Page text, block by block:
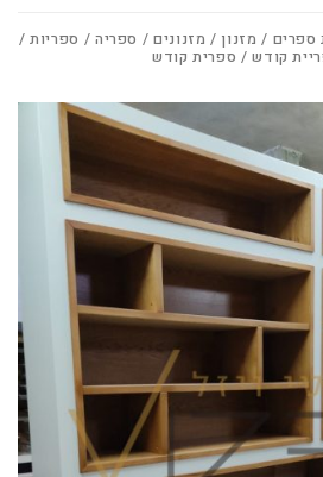
ספרים / מזנון / מזנונים / ספריה / ספריות /
קודש / ספרית קודש